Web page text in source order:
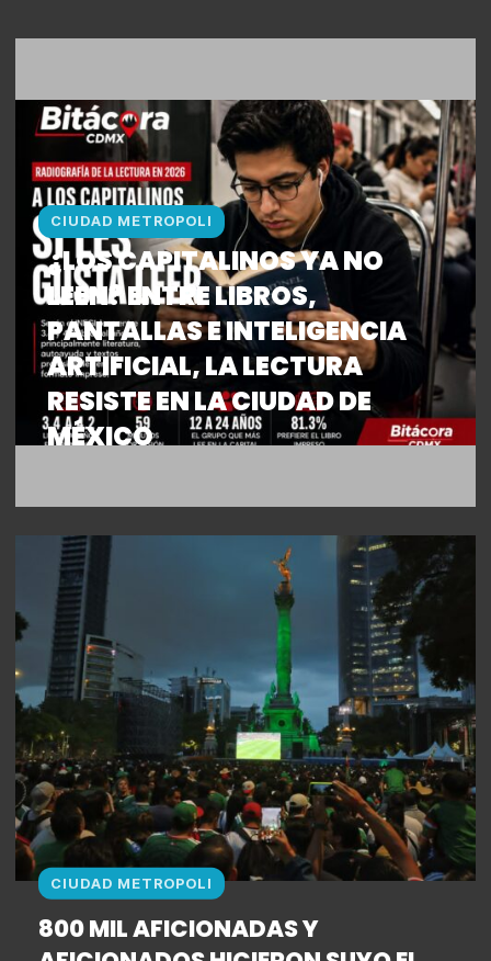
CIUDAD METROPOLI
¿LOS CAPITALINOS YA NO
LEEN? ENTRE LIBROS,
PANTALLAS E INTELIGENCIA
ARTIFICIAL, LA LECTURA
RESISTE EN LA CIUDAD DE
MÉXICO
CIUDAD METROPOLI
800 MIL AFICIONADAS Y